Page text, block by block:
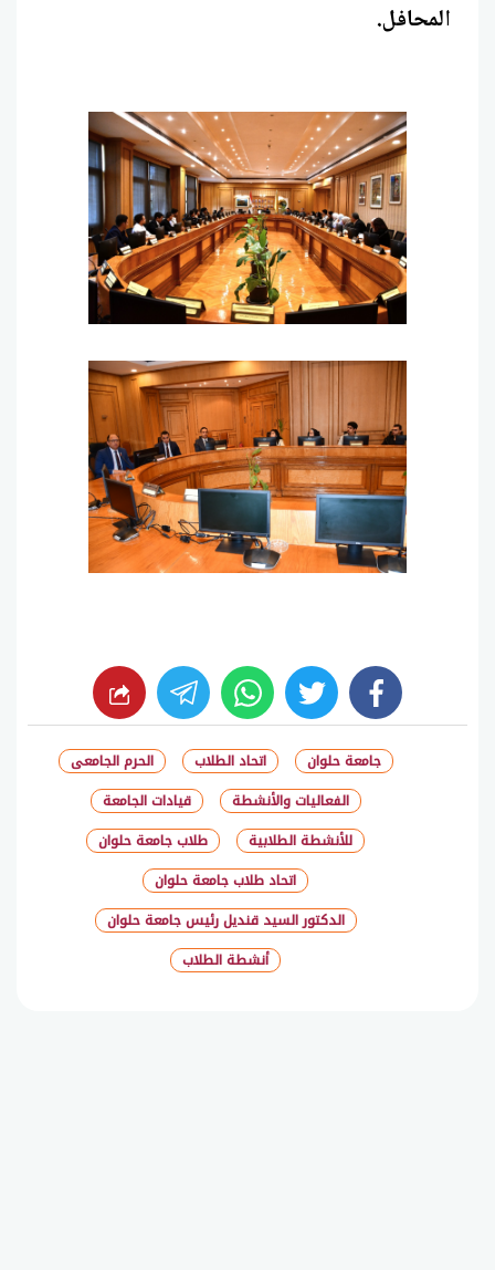
المحافل.
facebook
twitter
whats
جامعة حلوان اتحاد الطلاب
الحرم الجامعى
الفعاليات والأنشطة
قيادات الجامعة
للأنشطة الطلابية
طلاب جامعة حلوان
اتحاد طلاب جامعة حلوان
الدكتور السيد قنديل رئيس جامعة حلوان
أنشطة الطلاب